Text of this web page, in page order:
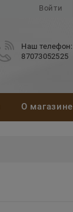
Войти
Наш телефон:
87073052525
О магазине